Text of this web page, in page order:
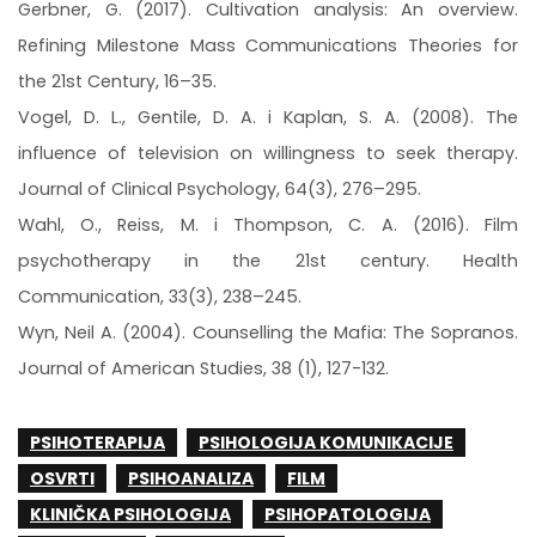
Gerbner, G. (2017). Cultivation analysis: An overview.
Refining Milestone Mass Communications Theories for
the 21st Century, 16–35.
Vogel, D. L., Gentile, D. A. i Kaplan, S. A. (2008). The
influence of television on willingness to seek therapy.
Journal of Clinical Psychology, 64(3), 276–295.
Wahl, O., Reiss, M. i Thompson, C. A. (2016). Film
psychotherapy in the 21st century. Health
Communication, 33(3), 238–245.
Wyn, Neil A. (2004). Counselling the Mafia: The Sopranos.
Journal of American Studies, 38 (1), 127-132.
PSIHOTERAPIJA
PSIHOLOGIJA KOMUNIKACIJE
OSVRTI
PSIHOANALIZA
FILM
KLINIČKA PSIHOLOGIJA
PSIHOPATOLOGIJA